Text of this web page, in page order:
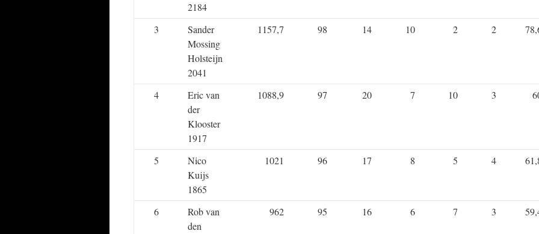
2184
3
Sander
Mossing
Holsteijn
2041
1157,7 98 14 10 2 2
4
Eric van
der
Klooster
1917
1088,9 97 20 7 10 3
5
Nico
Kuijs
1865
1021 96 17 8 5 4
6
Rob van
den
962 95 16 6 7 3